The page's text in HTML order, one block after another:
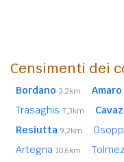
Censimenti dei
Bordano 3,2km Amaro
Trasaghis 7,3km
Resiutta 9,2km
Artegna 10,6km